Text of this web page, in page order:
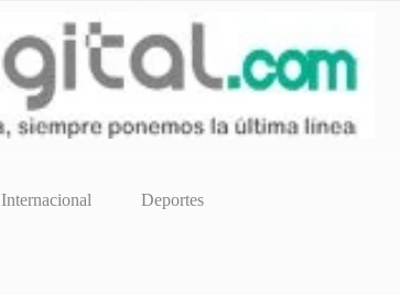
Internacional Deportes